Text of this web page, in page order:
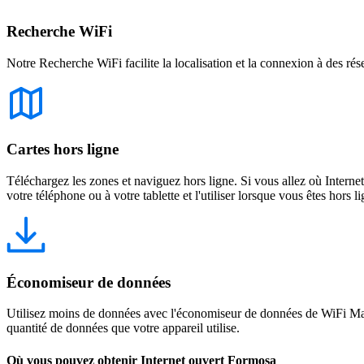
Recherche WiFi
Notre Recherche WiFi facilite la localisation et la connexion à des
Cartes hors ligne
Téléchargez les zones et naviguez hors ligne. Si vous allez où
votre téléphone ou à votre tablette et l'utiliser lorsque vous êtes hors
Économiseur de données
Utilisez moins de données avec l'économiseur de données de WiFi
quantité de données que votre appareil utilise.
Où vous pouvez obtenir Internet ouvert Formosa